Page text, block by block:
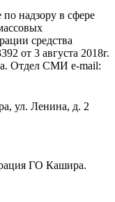
надзору в сфере
средства
от 3 августа 2018г.
Отдел СМИ e-mail:
ул. Ленина, д. 2
ГО Кашира.